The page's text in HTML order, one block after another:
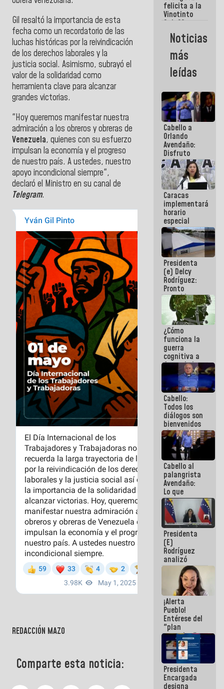
Gil resaltó la importancia de esta
fecha como un recordatorio de las
luchas históricas por la reivindicación
de los derechos laborales y la
justicia social. Asimismo, subrayó el
valor de la solidaridad como
herramienta clave para alcanzar
grandes victorias.
"Hoy queremos manifestar nuestra
admiración a los obreros y obreras de
Venezuela, quienes con su esfuerzo
impulsan la economía y el progreso
de nuestro país. A ustedes, nuestro
apoyo incondicional siempre",
declaró el Ministro en su canal de
Telegram.
REDACCIÓN MAZO
Comparte esta noticia:
de
Maiquetía
felicita a la
Vinotinto
Sub 20
campeona
frente
México Sub
23 en los
Centroamericanos
Noticias
más
leídas
Cabello a
Orlando
Avendaño:
Disfruto
cada vez
que escribes
porque lo
que haces
es
embarrarla
Caracas
implementará
horario
especial
para
adaptarse
al plan de
ahorro
energético
Presidenta
(e) Delcy
Rodríguez:
Pronto
restableceremos
las
operaciones
en el
Aeropuerto
Internacional
de
Maiquetía
¿Cómo
funciona la
guerra
cognitiva a
favor de la
narrativa
hegemónica?
(1)
Cabello:
Todos los
diálogos son
bienvenidos
siempre que
estén en el
marco de la
Constitución
de la
República
Cabello al
palangrista
Avendaño:
Lo que
vayas a
escribir
hazlo hoy
por que no
sabemos si
la semana
que viene
hay
programa
Presidenta
(E)
Rodríguez
analizó
junto a
gobernadores
planes de
recuperación
del Sistema
Eléctrico
Nacional
¡Alerta
Pueblo!
Entérese del
"plan
enjambre"
de La Sayo
para
sabotear el
diálogo y
promover el
Presidenta
Encargada
designa